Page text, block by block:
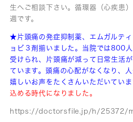
生へご相談下さい。循環器（心疾患
週です。
★片頭痛の発症抑制薬、エムガルティ
ョビ３剤揃いました。 当院では800
受けられ、片頭痛が減って 日常生活
ています。頭痛の心配がなくなり、
嬉しいお声をたくさんいただいていま
込める時代になりました。
https://doctorsfile.jp/h/25372/